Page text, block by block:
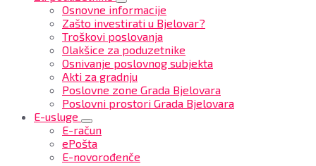
Osnovne informacije
Zašto investirati u Bjelovar?
Troškovi poslovanja
Olakšice za poduzetnike
Osnivanje poslovnog subjekta
Akti za gradnju
Poslovne zone Grada Bjelovara
Poslovni prostori Grada Bjelovara
E-usluge
E-račun
ePošta
E-novorođenče